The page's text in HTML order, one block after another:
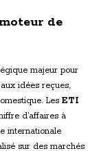
de
majeur pour
idées reçues,
Les ETI
d’affaires à
internationale
sur des marchés